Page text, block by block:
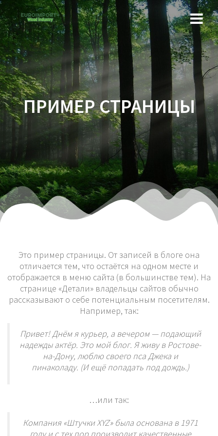
ПРИМЕР СТРАНИЦЫ
Это пример страницы. От записей в блоге она
отличается тем, что остаётся на одном месте и
отображается в меню сайта (в большинстве тем). На
странице «Детали» владельцы сайтов обычно
рассказывают о себе потенциальным посетителям.
Например, так:
Привет! Днём я курьер, а вечером — подающий
надежды актёр. Это мой блог. Я живу в Ростове-
на-Дону, люблю своего пса Джека и
пинаколаду. (И ещё попадать под дождь.)
…или так:
Компания «Штучки XYZ» была основана в 1971
году и с тех пор производит качественные